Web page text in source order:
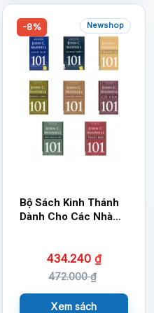
-8% Newshop
Bộ Sách Kinh Thánh
Dành Cho Các Nhà
434.240 ₫
472.000₫
Xem sách